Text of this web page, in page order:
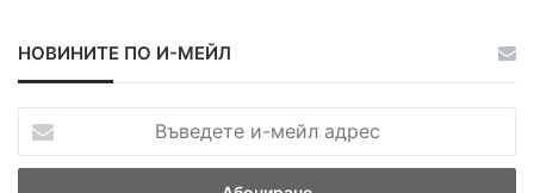
НОВИНИТЕ ПО И-МЕЙЛ
в